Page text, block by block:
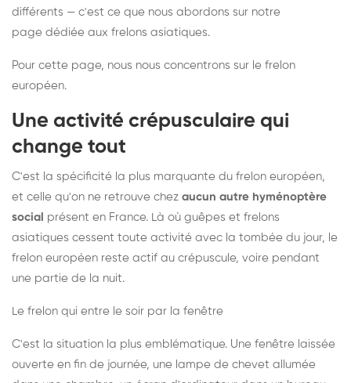
différents — c'est ce que nous abordons sur notre
page dédiée aux frelons asiatiques.
Pour cette page, nous nous concentrons sur le frelon
européen.
Une activité crépusculaire qui
change tout
C'est la spécificité la plus marquante du frelon européen,
et celle qu'on ne retrouve chez aucun autre hyménoptère
social présent en France. Là où guêpes et frelons
asiatiques cessent toute activité avec la tombée du jour, le
frelon européen reste actif au crépuscule, voire pendant
une partie de la nuit.
Le frelon qui entre le soir par la fenêtre
C'est la situation la plus emblématique. Une fenêtre laissée
ouverte en fin de journée, une lampe de chevet allumée